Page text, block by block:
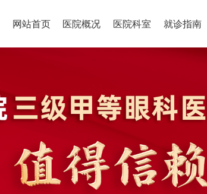
网站首页 医院概况 医院科室
明
医院科室
就诊指南
科，成就光
以北500米
就诊指南
眼科，成就光
站以北500米
信息公开